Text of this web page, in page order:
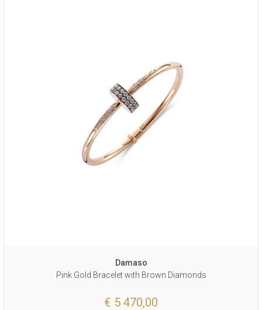
Damaso
Pink Gold Bracelet with Brown Diamonds
€ 5 470,00